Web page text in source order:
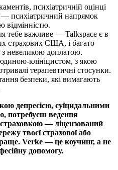
психіатричній оцінці
— психіатричний напрямок
відмінністю.
тебе важливе — Talkspace є в
страхових США, і багато
з невеликою доплатою.
клініцистом, з якою
терапевтичні стосунки.
безпеки, які вимагають
депресією, суїцидальними
потребуєш ведення
— ліцензований
твоєї страхової або
Verke — це коучинг, а не
допомогу.